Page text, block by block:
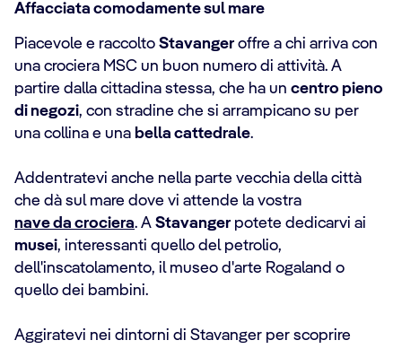
Affacciata comodamente sul mare
Piacevole e raccolto Stavanger offre a chi arriva con
una crociera MSC un buon numero di attività. A
partire dalla cittadina stessa, che ha un centro pieno
di negozi, con stradine che si arrampicano su per
una collina e una bella cattedrale.
Addentratevi anche nella parte vecchia della città
che dà sul mare dove vi attende la vostra
nave da crociera. A Stavanger potete dedicarvi ai
musei, interessanti quello del petrolio,
dell'inscatolamento, il museo d'arte Rogaland o
quello dei bambini.
Aggiratevi nei dintorni di Stavanger per scoprire